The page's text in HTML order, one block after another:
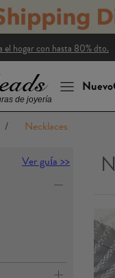
hogar con hasta 80% dto.
de joyería
Nuevo
/ Necklaces
Ver guía >>